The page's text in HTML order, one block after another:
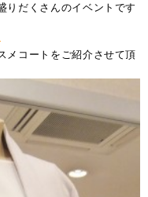
りだくさんのイベントです
メコートをご紹介させて頂